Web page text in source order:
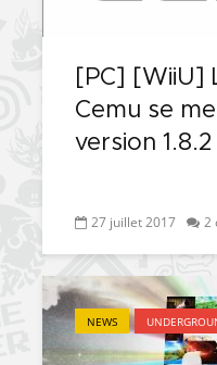
[PC] [WiiU]
Cemu se
version 1.8.2
27 juillet 2017 2
NEWS
6.72 / 7.02
[Vita] La
dévoile